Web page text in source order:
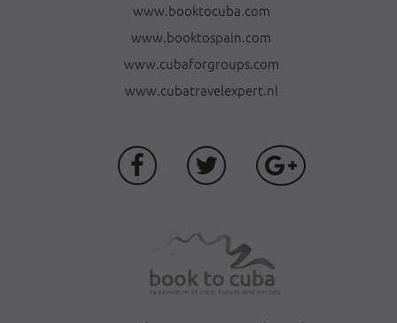
www.booktocuba.com
www.booktospain.com
www.cubaforgroups.com
www.cubatravelexpert.nl